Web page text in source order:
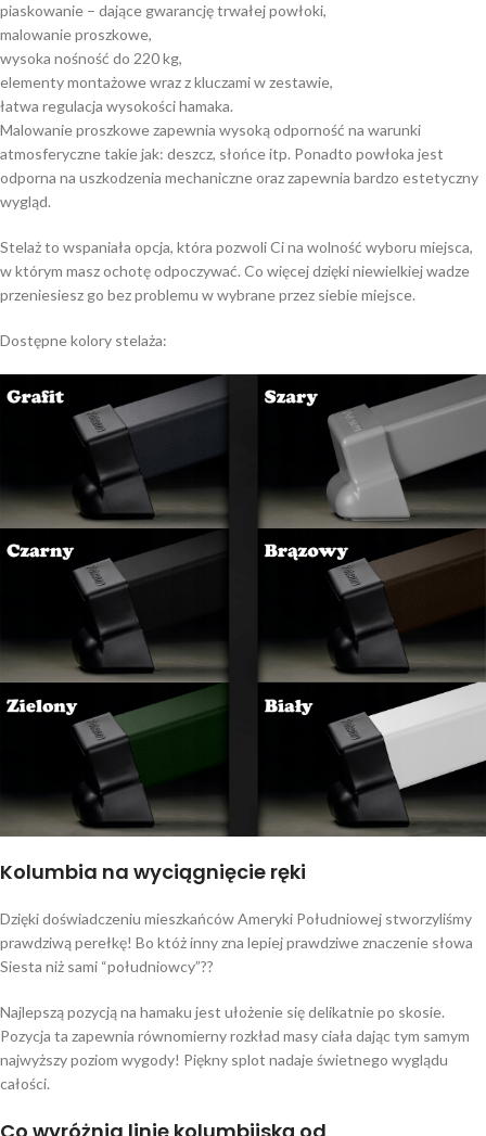
piaskowanie – dające gwarancję trwałej powłoki,
malowanie proszkowe,
wysoka nośność do 220 kg,
elementy montażowe wraz z kluczami w zestawie,
łatwa regulacja wysokości hamaka.
Malowanie proszkowe zapewnia wysoką odporność na warunki
atmosferyczne takie jak: deszcz, słońce itp. Ponadto powłoka jest
odporna na uszkodzenia mechaniczne oraz zapewnia bardzo estetyczny
wygląd.
Stelaż to wspaniała opcja, która pozwoli Ci na wolność wyboru miejsca,
w którym masz ochotę odpoczywać. Co więcej dzięki niewielkiej wadze
przeniesiesz go bez problemu w wybrane przez siebie miejsce.
Dostępne kolory stelaża:
Kolumbia na wyciągnięcie ręki
Dzięki doświadczeniu mieszkańców Ameryki Południowej stworzyliśmy
prawdziwą perełkę! Bo któż inny zna lepiej prawdziwe znaczenie słowa
Siesta niż sami “południowcy”??
Najlepszą pozycją na hamaku jest ułożenie się delikatnie po skosie.
Pozycja ta zapewnia równomierny rozkład masy ciała dając tym samym
najwyższy poziom wygody! Piękny splot nadaje świetnego wyglądu
całości.